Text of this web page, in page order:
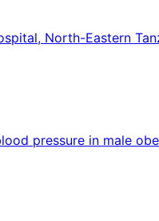
North-Eastern
pressure in male